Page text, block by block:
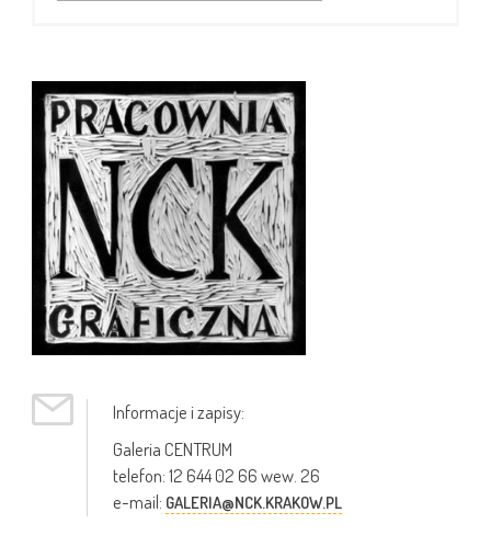
Informacje i zapisy:
Galeria CENTRUM
telefon: 12 644 02 66 wew. 26
e-mail: GALERIA@NCK.KRAKOW.PL